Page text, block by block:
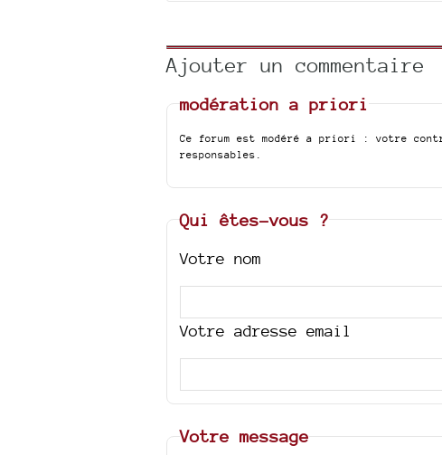
Ajouter un commentaire
modération a priori
Ce forum est modéré a priori : votre
responsables.
Qui êtes-vous ?
Votre nom
Votre adresse email
Votre message